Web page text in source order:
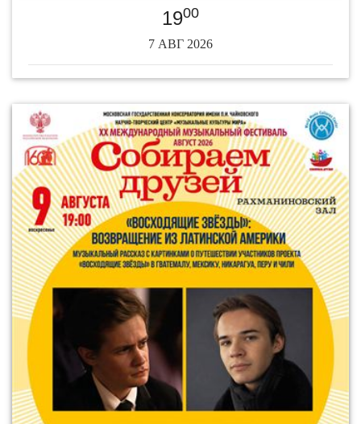
1900
7 АВГ 2026